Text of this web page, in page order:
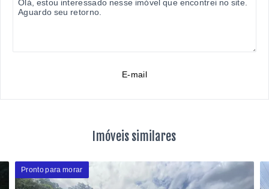
E-mail
Imóveis similares
Pronto para morar